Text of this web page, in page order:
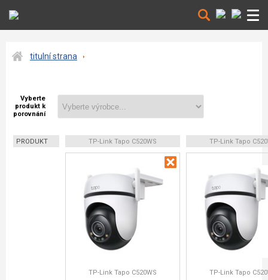
titulní strana
Vyberte
produkt k
porovnání
PRODUKT TP-Link Tapo C520WS TP-Link Tapo
TP-Link Tapo C520WS TP-Link Tapo